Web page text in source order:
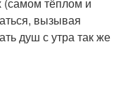
вызывая
душ с утра так же